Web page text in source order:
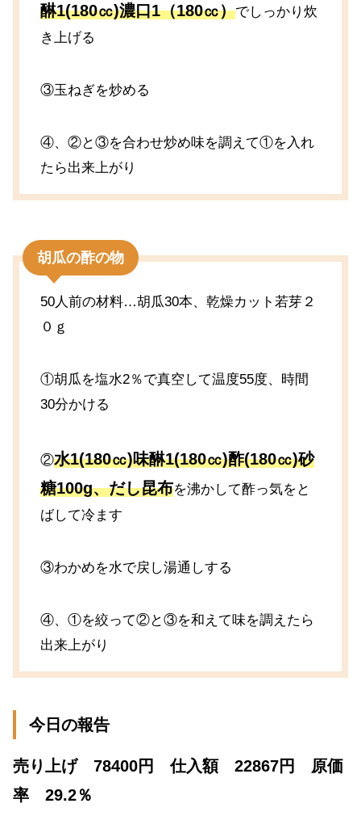
醂1(180㏄)濃口1（180㏄）でしっかり炊
き上げる
③玉ねぎを炒める
④、②と③を合わせ炒め味を調えて①を入れ
たら出来上がり
胡瓜の酢の物
50人前の材料…胡瓜30本、乾燥カット若芽２
０ｇ
①胡瓜を塩水2％で真空して温度55度、時間
30分かける
②水1(180㏄)味醂1(180㏄)酢(180㏄)砂
糖100g、だし昆布を沸かして酢っ気をと
ばして冷ます
③わかめを水で戻し湯通しする
④、①を絞って②と③を和えて味を調えたら
出来上がり
今日の報告
売り上げ 78400円 仕入額 22867円 原価
率 29.2％